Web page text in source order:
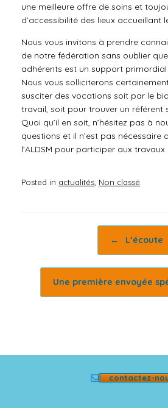
une meilleure offre de soins et
d’accessibilité des lieux accueillant
Nous vous invitons à prendre
de notre fédération sans oublier
adhérents est un support
Nous vous solliciterons
susciter des vocations soit par le
travail, soit pour trouver un référent
Quoi qu’il en soit, n’hésitez pas à
questions et il n’est pas nécessaire
l’ALDSM pour participer aux
Posted in actualités Non classé
← L’écoute
Une première envoyée
contactez-